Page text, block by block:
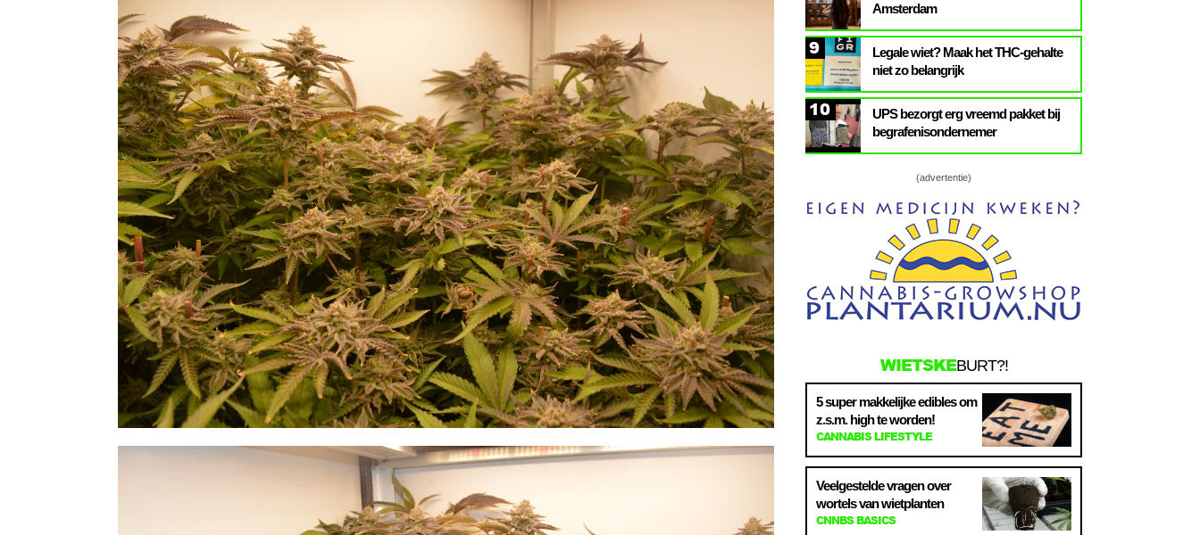
Amsterdam
9
Legale wiet? Maak het THC-gehalte
niet zo belangrijk
10
UPS bezorgt erg vreemd pakket bij
begrafenisondernemer
(advertentie)
WIETSKEBURT?!
5 super makkelijke edibles om
z.s.m. high te worden!
CANNABIS LIFESTYLE
Veelgestelde vragen over
wortels van wietplanten
CNNBS BASICS